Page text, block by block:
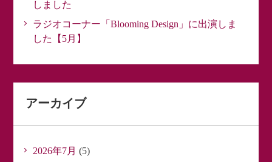
しました
ラジオコーナー「Blooming Design」に出演しま
した【5月】
アーカイブ
2026年7月 (5)